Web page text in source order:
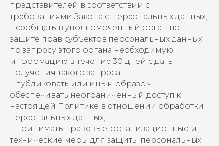
представителей в соответствии с
требованиями Закона о персональных данных;
– сообщать в уполномоченный орган по
защите прав субъектов персональных данных
по запросу этого органа необходимую
информацию в течение 30 дней с даты
получения такого запроса;
– публиковать или иным образом
обеспечивать неограниченный доступ к
настоящей Политике в отношении обработки
персональных данных;
– принимать правовые, организационные и
технические меры для защиты персональных